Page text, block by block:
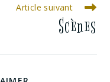
Article suivant
Scènes